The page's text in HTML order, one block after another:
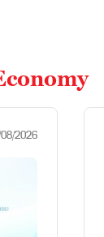
2026